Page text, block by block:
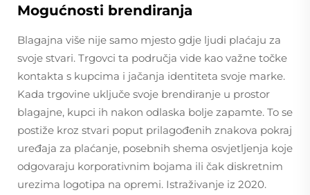
Mogućnosti brendiranja
Blagajna više nije samo mjesto gdje ljudi plaćaju za
svoje stvari. Trgovci ta područja vide kao važne točke
kontakta s kupcima i jačanja identiteta svoje marke.
Kada trgovine uključe svoje brendiranje u prostor
blagajne, kupci ih nakon odlaska bolje zapamte. To se
postiže kroz stvari poput prilagođenih znakova pokraj
uređaja za plaćanje, posebnih shema osvjetljenja koje
odgovaraju korporativnim bojama ili čak diskretnim
urezima logotipa na opremi. Istraživanje iz 2020.